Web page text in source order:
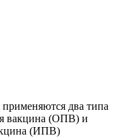
два типа
вакцина (ОПВ) и
(ИПВ)